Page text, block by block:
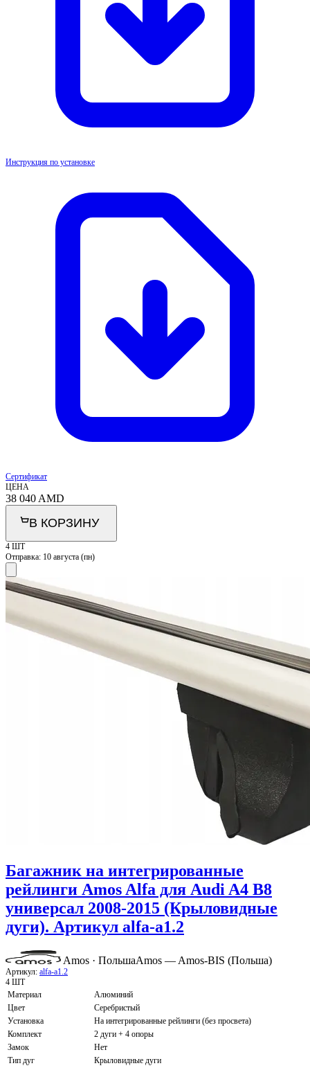
Инструкция по установке
Сертификат
ЦЕНА
38 040 AMD
В КОРЗИНУ
4 ШТ
Отправка: 10 августа (пн)
Багажник на интегрированные
рейлинги Amos Alfa для Audi A4 B8
универсал 2008-2015 (Крыловидные
дуги). Артикул alfa-a1.2
Amos · ПольшаAmos — Amos-BIS (Польша)
Артикул: alfa-a1.2
4 ШТ
Материал
Алюминий
Цвет
Серебристый
Установка
На интегрированные рейлинги (без просвета)
Комплект
2 дуги + 4 опоры
Замок
Нет
Тип дуг
Крыловидные дуги